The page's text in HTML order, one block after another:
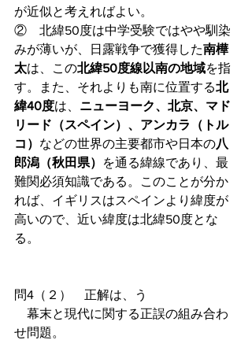
が近似と考えればよい。
②　北緯50度は中学受験ではやや馴染
みが薄いが、日露戦争で獲得した南樺
太は、この北緯50度線以南の地域を指
す。また、それよりも南に位置する北
緯40度は、 ニューヨーク、北京、マド
リード（スペイン）、アンカラ（トル
コ） などの世界の主要都市や日本の八
郎潟（秋田県）
を通る緯線であり、最
難関必須知識である。このことが分か
れば、イギリスはスペインより緯度が
高いので、近い緯度は北緯50度とな
る。
問4（２）　正解は、う
幕末と現代に関する正誤の組み合わ
せ問題。